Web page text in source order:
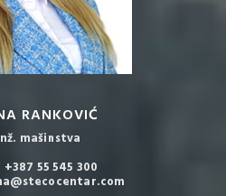
RANKOVIĆ
mašinstva
55 545 300